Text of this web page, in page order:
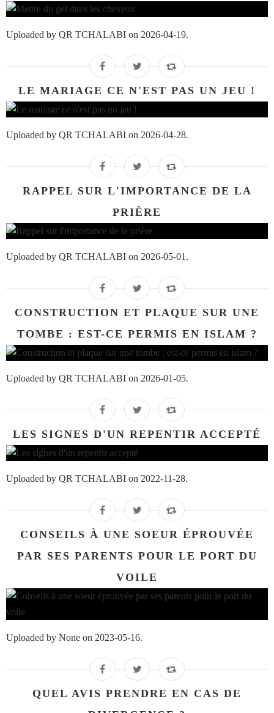
Uploaded by QR TCHALABI on 2026-04-19.
LE MARIAGE CE N'EST PAS UN JEU !
Uploaded by QR TCHALABI on 2026-04-28.
RAPPEL SUR L'IMPORTANCE DE LA
PRIÈRE
Uploaded by QR TCHALABI on 2026-05-01.
CONSTRUCTION ET PLAQUE SUR UNE
TOMBE : EST-CE PERMIS EN ISLAM ?
Uploaded by QR TCHALABI on 2026-01-05.
LES SIGNES D'UN REPENTIR ACCEPTÉ
Uploaded by QR TCHALABI on 2022-11-28.
CONSEILS À UNE SOEUR ÉPROUVÉE
PAR SES PARENTS POUR LE PORT DU
VOILE
Uploaded by None on 2023-05-16.
QUEL AVIS PRENDRE EN CAS DE